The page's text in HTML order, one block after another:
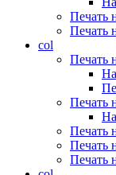
Печать
Печать
col
Печать
Печать
Печать
Печать
Печать